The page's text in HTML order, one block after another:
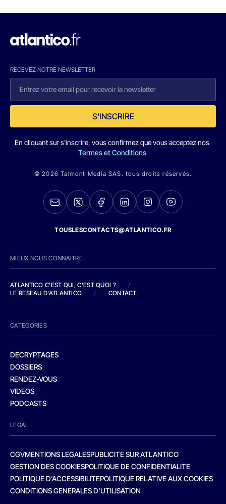
RECEVEZ NOTRE NEWSLETTER
S'INSCRIRE
En cliquant sur s'inscrire, vous confirmez que vous acceptez nos
Termes et Conditions
© 2026 Talmont Media SAS. tous droits réservés.
TOUSLESCONTACTS@ATLANTICO.FR
MIEUX NOUS CONNAITRE
ATLANTICO C'EST QUI, C'EST QUOI ?
/
LE RESEAU D'ATLANTICO
/ CONTACT
CATEGORIES
DECRYPTAGES
DOSSIERS
RENDEZ-VOUS
VIDEOS
PODCASTS
LEGAL
CGVMENTIONS LEGALESPUBLICITE SUR ATLANTICO
GESTION DES COOKIESPOLITIQUE DE CONFIDENTIALITE
POLITIQUE D’ACCESSIBILITEPOLITIQUE RELATIVE AUX COOKIES
CONDITIONS GENERALES D’UTILISATION